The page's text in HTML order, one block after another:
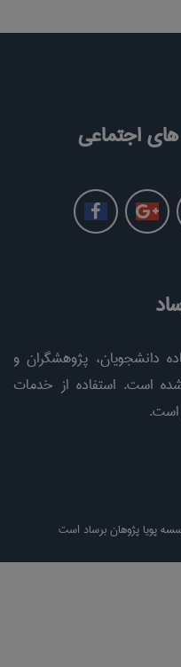
اجتماعی
دانشجویان، پژوهشگران و
است. استفاده از خدمات
است.
پویا پژوهان برساد است